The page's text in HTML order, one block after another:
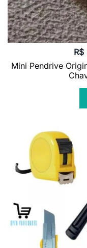
R$
Mini Pendrive